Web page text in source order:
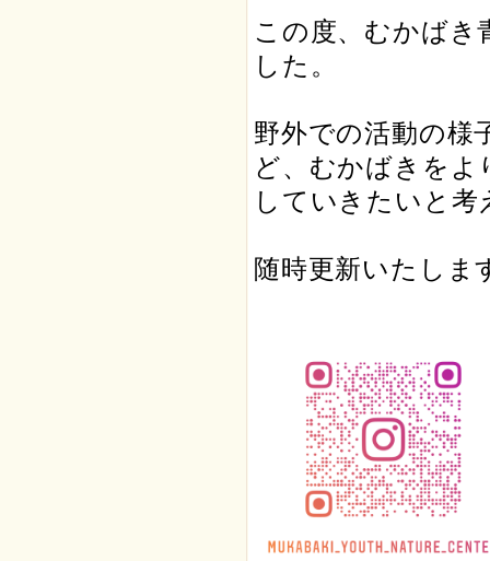
この度、むかばき
した。
野外での活動の様
ど、むかばきをよ
していきたいと考
随時更新いたしま